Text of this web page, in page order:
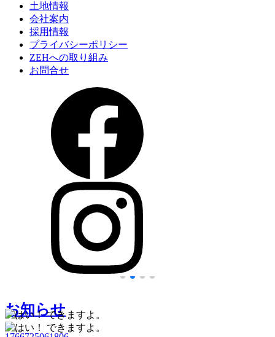
土地情報
会社案内
採用情報
プライバシーポリシー
ZEHへの取り組み
お問合せ
お知らせ